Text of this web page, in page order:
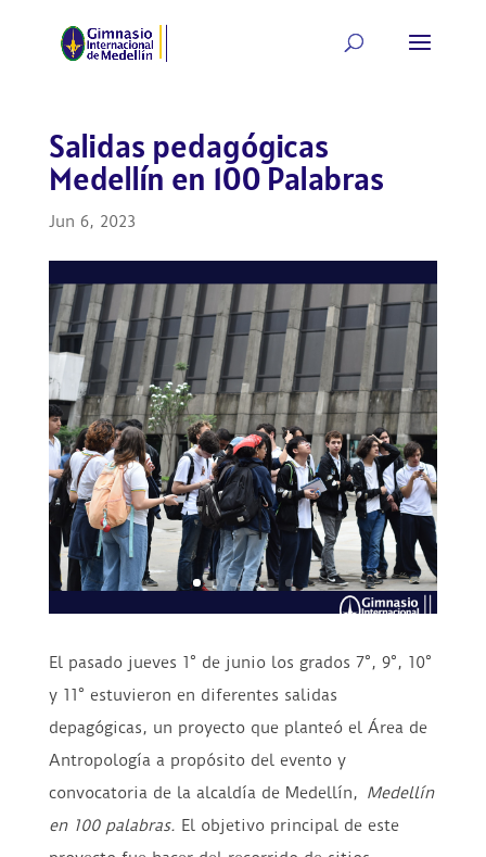
Salidas pedagógicas
Medellín en 100 Palabras
Jun 6, 2023
El pasado jueves 1° de junio los grados 7°, 9°, 10°
y 11° estuvieron en diferentes salidas
depagógicas, un proyecto que planteó el Área de
Antropología a propósito del evento y
convocatoria de la alcaldía de Medellín, Medellín
en 100 palabras. El objetivo principal de este